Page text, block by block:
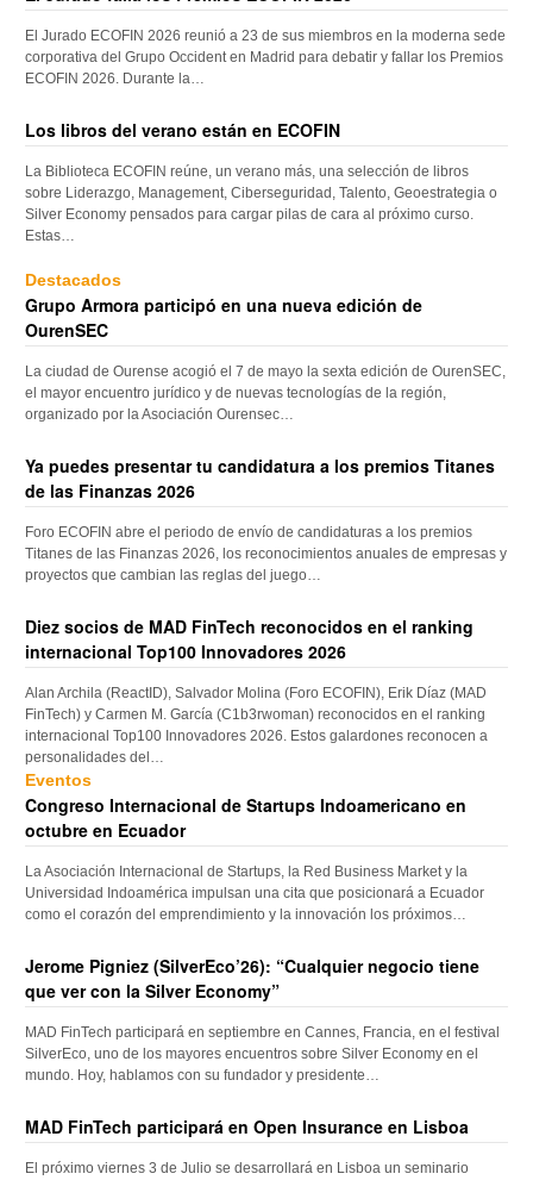
El Jurado ECOFIN 2026 reunió a 23 de sus miembros en la moderna sede
corporativa del Grupo Occident en Madrid para debatir y fallar los Premios
ECOFIN 2026. Durante la…
Los libros del verano están en ECOFIN
La Biblioteca ECOFIN reúne, un verano más, una selección de libros
sobre Liderazgo, Management, Ciberseguridad, Talento, Geoestrategia o
Silver Economy pensados para cargar pilas de cara al próximo curso.
Estas…
Destacados
Grupo Armora participó en una nueva edición de
OurenSEC
La ciudad de Ourense acogió el 7 de mayo la sexta edición de OurenSEC,
el mayor encuentro jurídico y de nuevas tecnologías de la región,
organizado por la Asociación Ourensec…
Ya puedes presentar tu candidatura a los premios Titanes
de las Finanzas 2026
Foro ECOFIN abre el periodo de envío de candidaturas a los premios
Titanes de las Finanzas 2026, los reconocimientos anuales de empresas y
proyectos que cambian las reglas del juego…
Diez socios de MAD FinTech reconocidos en el ranking
internacional Top100 Innovadores 2026
Alan Archila (ReactID), Salvador Molina (Foro ECOFIN), Erik Díaz (MAD
FinTech) y Carmen M. García (C1b3rwoman) reconocidos en el ranking
internacional Top100 Innovadores 2026. Estos galardones reconocen a
personalidades del…
Eventos
Congreso Internacional de Startups Indoamericano en
octubre en Ecuador
La Asociación Internacional de Startups, la Red Business Market y la
Universidad Indoamérica impulsan una cita que posicionará a Ecuador
como el corazón del emprendimiento y la innovación los próximos…
Jerome Pigniez (SilverEco’26): “Cualquier negocio tiene
que ver con la Silver Economy”
MAD FinTech participará en septiembre en Cannes, Francia, en el festival
SilverEco, uno de los mayores encuentros sobre Silver Economy en el
mundo. Hoy, hablamos con su fundador y presidente…
MAD FinTech participará en Open Insurance en Lisboa
El próximo viernes 3 de Julio se desarrollará en Lisboa un seminario